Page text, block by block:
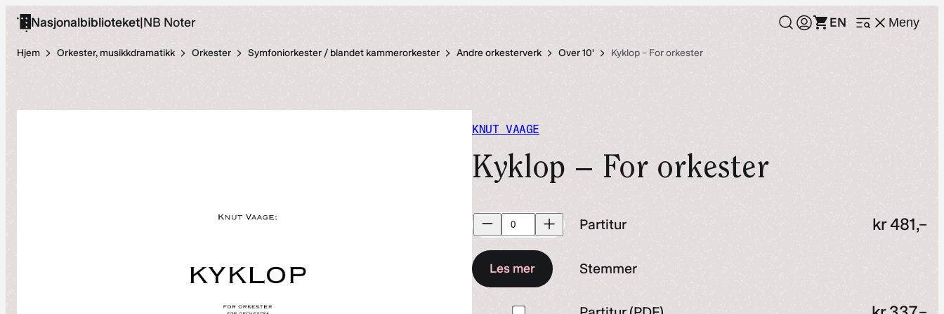
Hopp
innhold
Nasjonalbiblioteket|NB Noter EN Meny
Åpne
Hjem Orkester, musikkdramatikk Orkester Symfoniorkester / blandet kammerorkester Andre orkesterverk Over 10' Kyklop – For orkester
KNUT VAAGE
Kyklop – For orkester
Partitur
antall
Partitur kr481,–
Les mer Stemmer